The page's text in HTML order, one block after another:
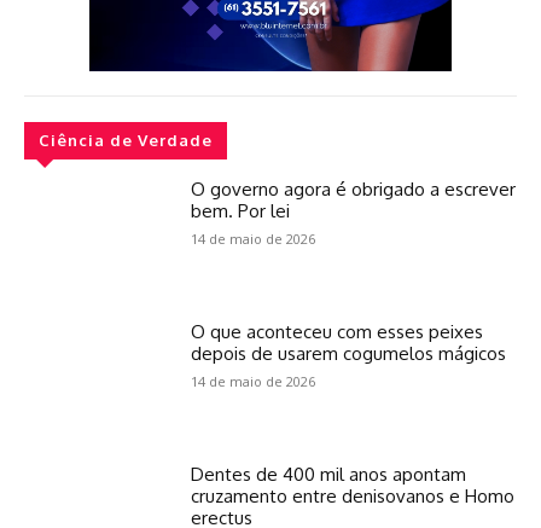
Ciência de Verdade
O governo agora é obrigado a escrever
bem. Por lei
14 de maio de 2026
O que aconteceu com esses peixes
depois de usarem cogumelos mágicos
14 de maio de 2026
Dentes de 400 mil anos apontam
cruzamento entre denisovanos e Homo
erectus